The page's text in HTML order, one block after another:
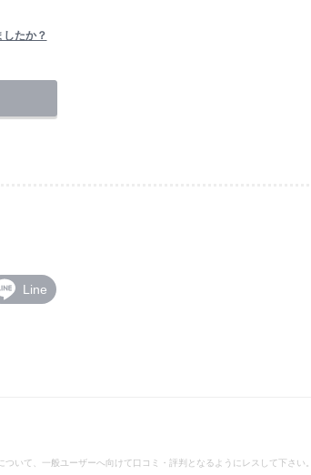
たか？
Line
いて、一般ユーザーへ向けて口コミ・評判となるようにレスして下さい。